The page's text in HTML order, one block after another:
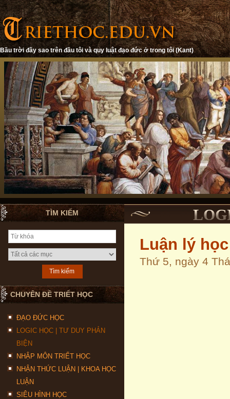
Bầu trời đầy sao trên đầu tôi và quy luật đạo đức ở trong tôi (Kant)
TÌM KIẾM
CHUYÊN ĐỀ TRIẾT HỌC
ĐẠO ĐỨC HỌC
LOGIC HỌC | TƯ DUY PHẢN
BIỆN
NHẬP MÔN TRIẾT HỌC
NHẬN THỨC LUẬN | KHOA HỌC
LUẬN
SIÊU HÌNH HỌC
Luận lý
Thứ 5, ngày 4